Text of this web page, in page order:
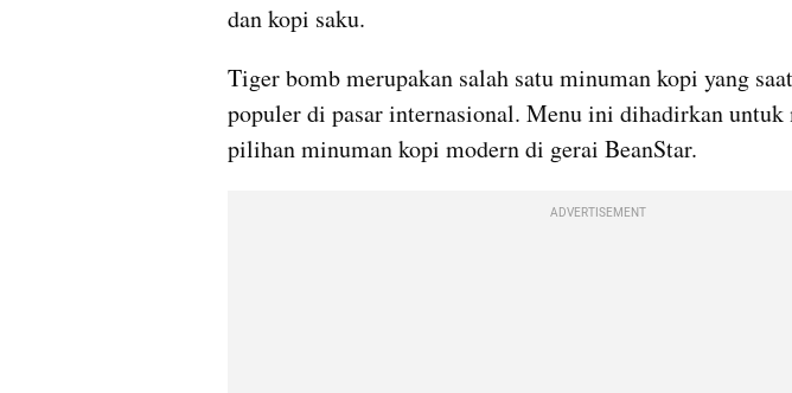
dan kopi saku.
Tiger bomb merupakan salah satu minuman kopi yang
populer di pasar internasional. Menu ini dihadirkan untuk
pilihan minuman kopi modern di gerai BeanStar.
ADVERTISEMENT